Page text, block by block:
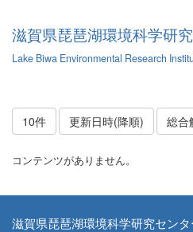
滋賀県琵琶湖環境科学研
Lake Biwa Environmental Research
10件 更新日時(降順) 総合
コンテンツがありません。
滋賀県琵琶湖環境科学研究センタ